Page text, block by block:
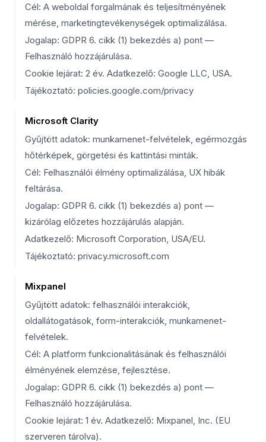
Cél: A weboldal forgalmának és teljesítményének
mérése, marketingtevékenységek optimalizálása.
Jogalap: GDPR 6. cikk (1) bekezdés a) pont —
Felhasználó hozzájárulása.
Cookie lejárat: 2 év. Adatkezelő: Google LLC, USA.
Tájékoztató: policies.google.com/privacy
Microsoft Clarity
Gyűjtött adatok: munkamenet-felvételek, egérmozgás
hőtérképek, görgetési és kattintási minták.
Cél: Felhasználói élmény optimalizálása, UX hibák
feltárása.
Jogalap: GDPR 6. cikk (1) bekezdés a) pont —
kizárólag előzetes hozzájárulás alapján.
Adatkezelő: Microsoft Corporation, USA/EU.
Tájékoztató: privacy.microsoft.com
Mixpanel
Gyűjtött adatok: felhasználói interakciók,
oldallátogatások, form-interakciók, munkamenet-
felvételek.
Cél: A platform funkcionalitásának és felhasználói
élményének elemzése, fejlesztése.
Jogalap: GDPR 6. cikk (1) bekezdés a) pont —
Felhasználó hozzájárulása.
Cookie lejárat: 1 év. Adatkezelő: Mixpanel, Inc. (EU
szerveren tárolva).